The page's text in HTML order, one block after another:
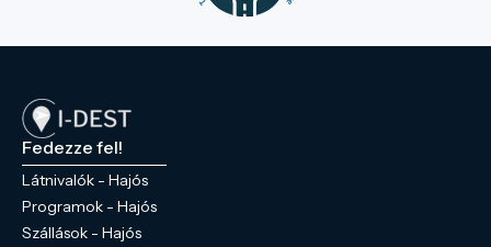
Fedezze fel!
Látnivalók - Hajós
Programok - Hajós
Szállások - Hajós